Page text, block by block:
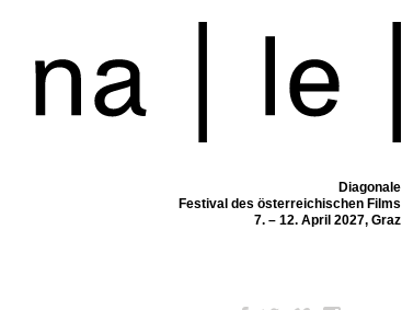
Diagonale
Festival des österreichischen Films
7. – 12. April 2027, Graz